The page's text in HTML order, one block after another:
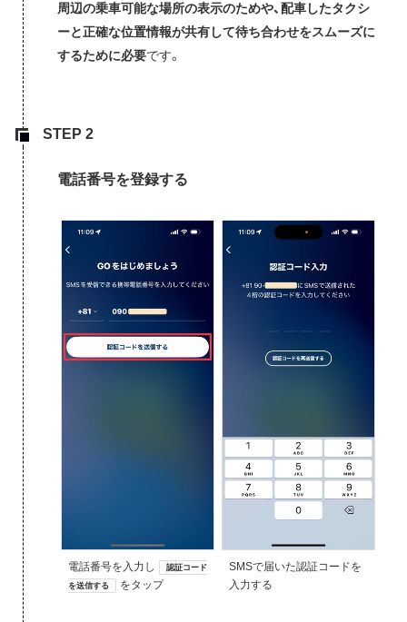
周辺の乗車可能な場所の表示のためや、配車したタクシ
ーと正確な位置情報が共有して待ち合わせをスムーズに
するために必要です。
電話番号を登録する
電話番号を入力し
認証コード
を送信する
をタップ
SMSで届いた認証コードを
入力する